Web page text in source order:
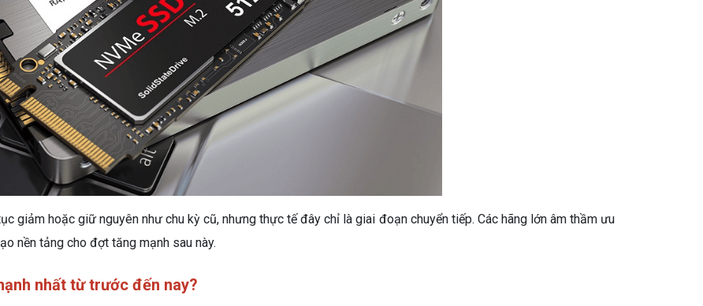
giảm hoặc giữ nguyên như chu kỳ cũ, nhưng thực tế đây chỉ là giai đoạn chuyển tiếp. Các hãng lớn âm thầm ưu
nền tảng cho đợt tăng mạnh sau này.
nhất từ trước đến nay?